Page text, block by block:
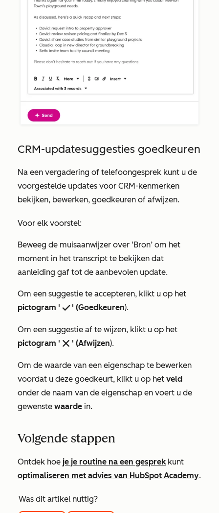
CRM-updatesuggesties goedkeuren
Na een vergadering of telefoongesprek kunt u de
voorgestelde updates voor CRM-kenmerken
bekijken, bewerken, goedkeuren of afwijzen.
Voor elk voorstel:
Beweeg de muisaanwijzer over ‘Bron’ om het
moment in het transcript te bekijken dat
aanleiding gaf tot de aanbevolen update.
Om een suggestie te accepteren, klikt u op het
pictogram ' success ' (Goedkeuren).
Om een suggestie af te wijzen, klikt u op het
pictogram ' remove ' (Afwijzen).
Om de waarde van een eigenschap te bewerken
voordat u deze goedkeurt, klikt u op het veld
onder de naam van de eigenschap en voert u de
gewenste waarde in.
Volgende stappen
Ontdek hoe je je routine na een gesprekkunt
optimaliseren met advies van HubSpot Academy.
Was dit artikel nuttig?